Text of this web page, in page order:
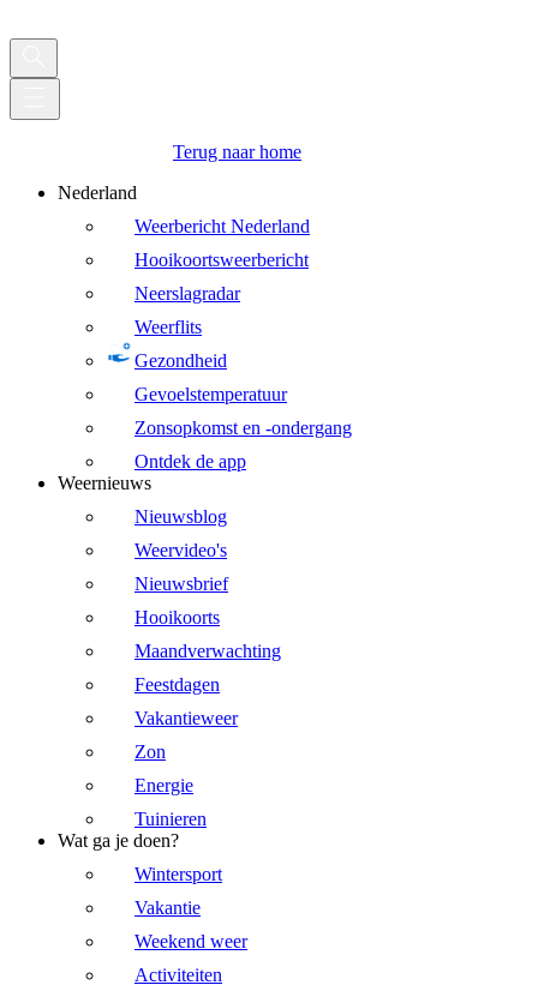
Terug naar home
Nederland
Weerbericht Nederland
Hooikoortsweerbericht
Neerslagradar
Weerflits
Gezondheid
Gevoelstemperatuur
Zonsopkomst en -ondergang
Ontdek de app
Weernieuws
Nieuwsblog
Weervideo's
Nieuwsbrief
Hooikoorts
Maandverwachting
Feestdagen
Vakantieweer
Zon
Energie
Tuinieren
Wat ga je doen?
Wintersport
Vakantie
Weekend weer
Activiteiten